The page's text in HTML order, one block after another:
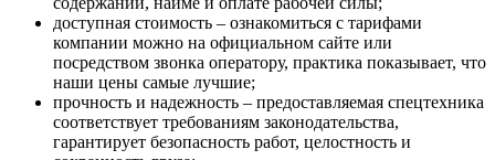
доступная стоимость – ознакомиться с тарифами
компании можно на официальном сайте или
посредством звонка оператору, практика показывает, что
наши цены самые лучшие;
прочность и надежность – предоставляемая спецтехника
соответствует требованиям законодательства,
гарантирует безопасность работ, целостность и